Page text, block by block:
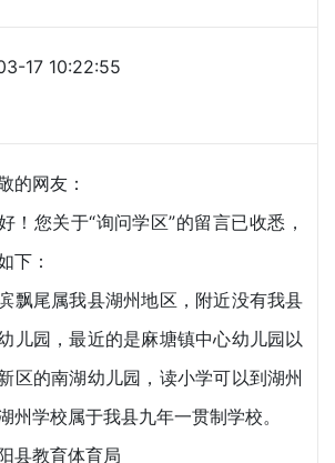
17 10:22:55
网友：
您关于“询问学区”的留言已收悉，
下：
尾属我县湖州地区，附近没有我县
儿园，最近的是麻塘镇中心幼儿园以
区的南湖幼儿园，读小学可以到湖州
州学校属于我县九年一贯制学校。
教育体育局